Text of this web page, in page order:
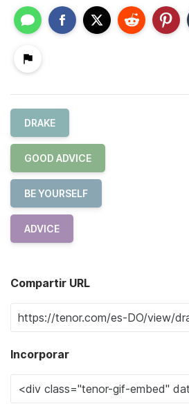
DRAKE
GOOD ADVICE
BE YOURSELF
ADVICE
Compartir URL
Incorporar